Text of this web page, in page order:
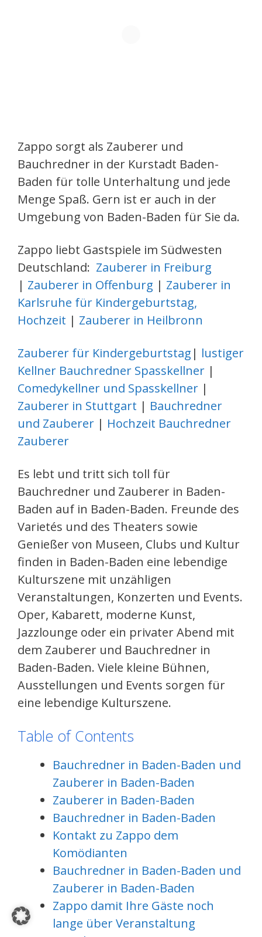
Zappo sorgt als Zauberer und
Bauchredner in der Kurstadt Baden-
Baden für tolle Unterhaltung und jede
Menge Spaß. Gern ist er auch in der
Umgebung von Baden-Baden für Sie da.
Zappo liebt Gastspiele im Südwesten
Deutschland: Zauberer in Freiburg
| Zauberer in Offenburg | Zauberer in
Karlsruhe für Kindergeburtstag,
Hochzeit | Zauberer in Heilbronn
Zauberer für Kindergeburtstag | lustiger
Kellner Bauchredner Spasskellner |
Comedykellner und Spasskellner |
Zauberer in Stuttgart | Bauchredner
und Zauberer | Hochzeit Bauchredner
Zauberer
Es lebt und tritt sich toll für
Bauchredner und Zauberer in Baden-
Baden auf in Baden-Baden. Freunde des
Varietés und des Theaters sowie
Genießer von Museen, Clubs und Kultur
finden in Baden-Baden eine lebendige
Kulturszene mit unzähligen
Veranstaltungen, Konzerten und Events.
Oper, Kabarett, moderne Kunst,
Jazzlounge oder ein privater Abend mit
dem Zauberer und Bauchredner in
Baden-Baden. Viele kleine Bühnen,
Ausstellungen und Events sorgen für
eine lebendige Kulturszene.
Table of Contents
Bauchredner in Baden-Baden und
Zauberer in Baden-Baden
Zauberer in Baden-Baden
Bauchredner in Baden-Baden
Kontakt zu Zappo dem
Komödianten
Bauchredner in Baden-Baden und
Zauberer in Baden-Baden
Zappo damit Ihre Gäste noch
lange über Veranstaltung